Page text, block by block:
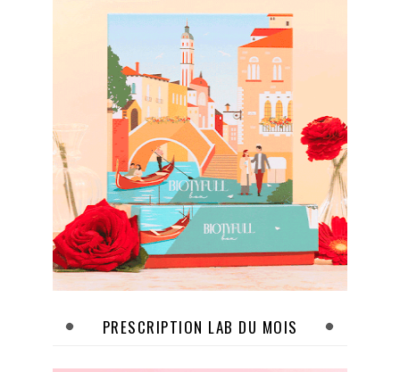
PRESCRIPTION LAB DU MOIS